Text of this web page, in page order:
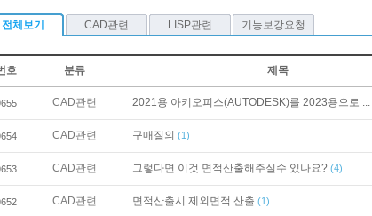
전체보기 CAD관련 LISP관련 기능보강요청
호 분류 제목
CAD관련 2021용 아키오피스(AUTODESK)를 2023용으로 ...
CAD관련 구매질의 (1)
CAD관련 그렇다면 이것 면적산출해주실수 있나요? (4)
CAD관련 면적산출시 제외면적 산출 (1)